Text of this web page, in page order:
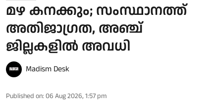
മഴ കനക്കും; സംസ്ഥാനത്ത്
അതിജാഗ്രത, അഞ്ച്
ജില്ലകളില്‍ അവധി
Madism Desk
Published on: 06 Aug 2026, 1:57 pm